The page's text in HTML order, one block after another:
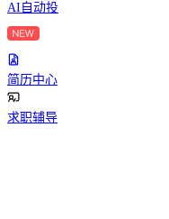
AI自动投
简历中心
求职辅导